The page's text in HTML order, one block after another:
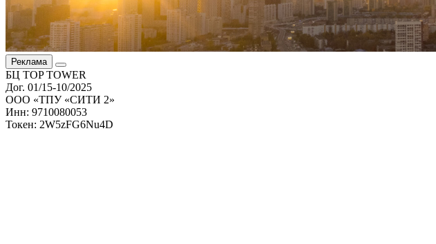
Реклама
БЦ TOP TOWER
Дог. 01/15-10/2025
ООО «ТПУ «СИТИ 2»
Инн: 9710080053
Токен: 2W5zFG6Nu4D